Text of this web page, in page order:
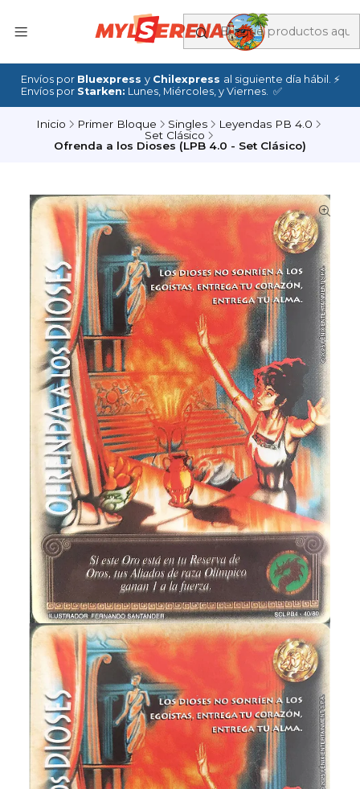
Envíos por Bluexpress y Chilexpress al siguiente día hábil. ⚡
Envíos por Starken: Lunes, Miércoles, y Viernes. ✅
Inicio Primer Bloque Singles
Leyendas PB 4.0
Set Clásico
Ofrenda a los Dioses (LPB 4.0 - Set Clásico)